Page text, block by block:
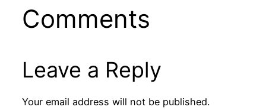
Comments
Leave a Reply
Your email address will not be published.